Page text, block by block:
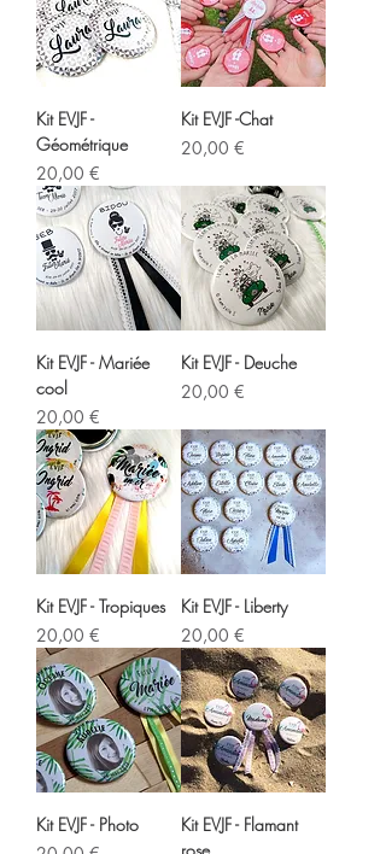
Kit EVJF -
Géométrique
Prix
20,00 €
Kit EVJF -Chat
Prix
20,00 €
Kit EVJF - Mariée
cool
Prix
20,00 €
Kit EVJF - Deuche
Prix
20,00 €
Kit EVJF - Tropiques
Prix
20,00 €
Kit EVJF - Liberty
Prix
20,00 €
Kit EVJF - Photo
Kit EVJF - Flamant